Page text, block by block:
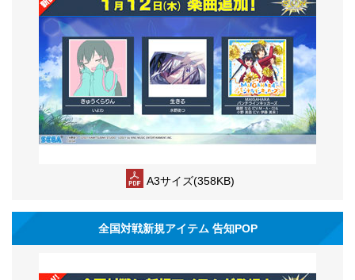
A3サイズ(358KB)
全国対戦新規アイテム 告知POP